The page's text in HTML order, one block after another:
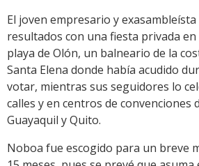
El joven empresario y
resultados con una fiesta privada
playa de Olón, un balneario de la
Santa Elena donde había acudido
votar, mientras sus seguidores lo
calles y en centros de convenciones
Guayaquil y Quito.
Noboa fue escogido para un breve